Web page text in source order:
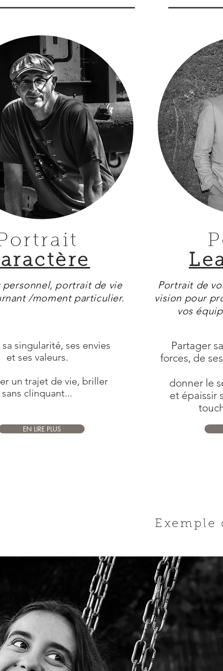
personnel, portrait de vie
/moment particulier.
singularité, ses envies
et ses valeurs.
un trajet de vie, briller
sans clinquant...
EN LIRE PLUS
Portrait de
vision pour
vos
Partager
forces, de
donner le
et épaissir